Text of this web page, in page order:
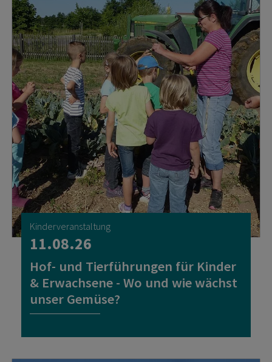
Kinderveranstaltung
11.08.26
Hof- und Tierführungen für Kinder
& Erwachsene - Wo und wie wächst
unser Gemüse?